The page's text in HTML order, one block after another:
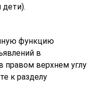
дети).
функцию
в
правом верхнем углу
к разделу